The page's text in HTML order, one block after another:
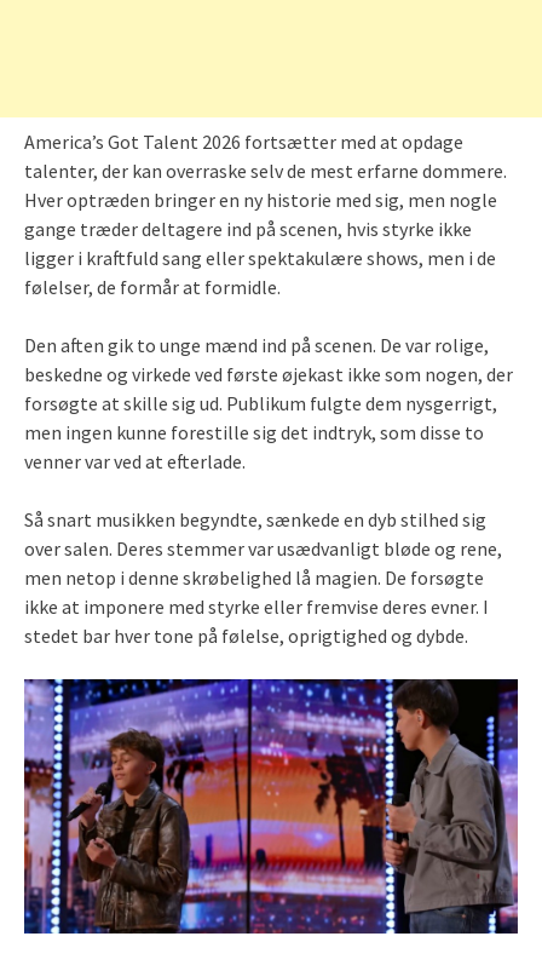
America’s Got Talent 2026 fortsætter med at opdage
talenter, der kan overraske selv de mest erfarne dommere.
Hver optræden bringer en ny historie med sig, men nogle
gange træder deltagere ind på scenen, hvis styrke ikke
ligger i kraftfuld sang eller spektakulære shows, men i de
følelser, de formår at formidle.
Den aften gik to unge mænd ind på scenen. De var rolige,
beskedne og virkede ved første øjekast ikke som nogen, der
forsøgte at skille sig ud. Publikum fulgte dem nysgerrigt,
men ingen kunne forestille sig det indtryk, som disse to
venner var ved at efterlade.
Så snart musikken begyndte, sænkede en dyb stilhed sig
over salen. Deres stemmer var usædvanligt bløde og rene,
men netop i denne skrøbelighed lå magien. De forsøgte
ikke at imponere med styrke eller fremvise deres evner. I
stedet bar hver tone på følelse, oprigtighed og dybde.